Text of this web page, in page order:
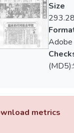
Size
metrics